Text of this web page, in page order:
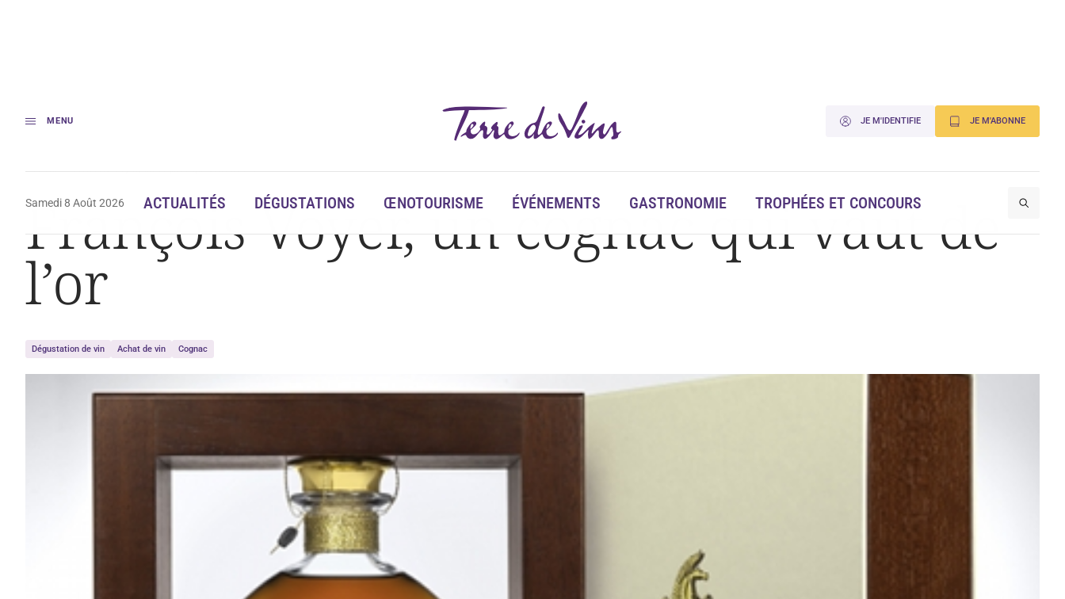
MENU JE M'IDENTIFIE JE M'ABONNE
Samedi 8 Août 2026 ACTUALITÉS DÉGUSTATIONS ŒNOTOURISME ÉVÉNEMENTS GASTRONOMIE TROPHÉES ET CONCOURS
Accueil François Voyer, un cognac qui vaut de l’or
François Voyer, un cognac qui vaut de
l’or
Dégustation de vin Achat de vin Cognac